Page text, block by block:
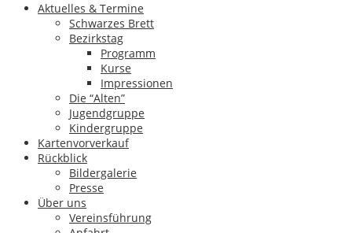
Aktuelles & Termine
Schwarzes Brett
Bezirkstag
Programm
Kurse
Impressionen
Die “Alten”
Jugendgruppe
Kindergruppe
Kartenvorverkauf
Rückblick
Bildergalerie
Presse
Über uns
Vereinsführung
Keine halbe Sachen
Sketcheabend→
Impressum & Datenschutz
Copyright by Theatergruppe Förbau e.V.
Aktuelles & Termine
Schwarzes Brett
Bezirkstag
Programm
Impressionen